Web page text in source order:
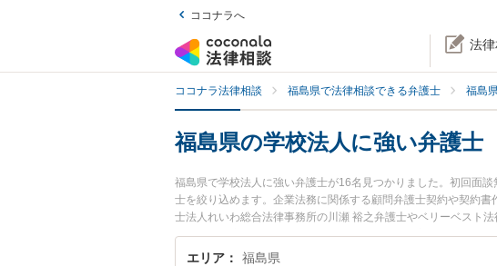
ココナラへ
法
ココナラ法律相談 福島県で法律相談できる弁護士 福島
福島県の学校法人に強い弁護士
福島県で学校法人に強い弁護士が16名見つかりました。初回面
士を絞り込めます。企業法務に関係する顧問弁護士契約や契約
士法人れいわ総合法律事務所の川瀬 裕之弁護士やベリーベスト
強みなどが注目されています。『福島県で土日や夜間に発生し
したい』『初回相談無料で学校法人を法律相談できる福島県内
エリア 福島県